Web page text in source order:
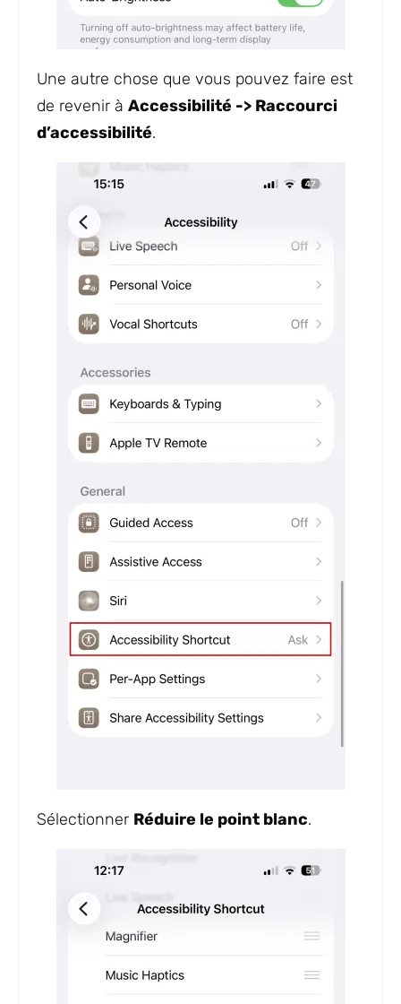
Une autre chose que vous pouvez faire est
de revenir à Accessibilité -> Raccourci
d’accessibilité.
Sélectionner Réduire le point blanc.